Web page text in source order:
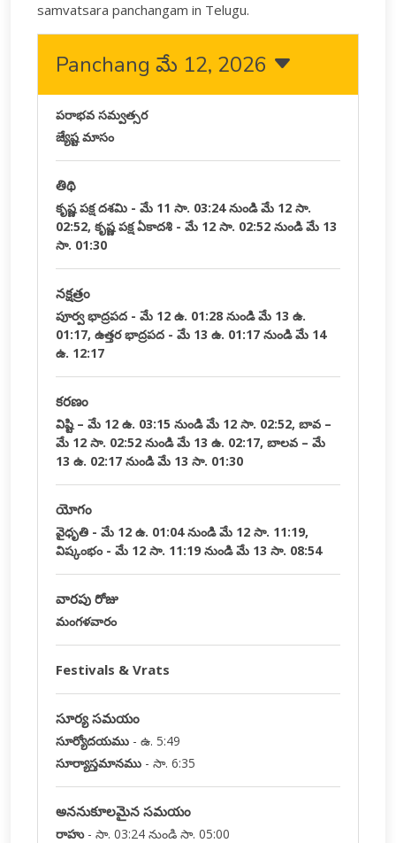
samvatsara panchangam in Telugu.
Panchang మే 12, 2026
పరాభవ సమ్వత్సర
జ్యేష్ట మాసం
తిథి
కృష్ణ పక్ష దశమి - మే 11 సా. 03:24 నుండి మే 12 సా.
02:52, కృష్ణ పక్ష ఏకాదశి - మే 12 సా. 02:52 నుండి మే 13
సా. 01:30
నక్షత్రం
పూర్వ భాద్రపద - మే 12 ఉ. 01:28 నుండి మే 13 ఉ.
01:17, ఉత్తర భాద్రపద - మే 13 ఉ. 01:17 నుండి మే 14
ఉ. 12:17
కరణం
విష్టి – మే 12 ఉ. 03:15 నుండి మే 12 సా. 02:52, బావ –
మే 12 సా. 02:52 నుండి మే 13 ఉ. 02:17, బాలవ – మే
13 ఉ. 02:17 నుండి మే 13 సా. 01:30
యోగం
వైధృతి - మే 12 ఉ. 01:04 నుండి మే 12 సా. 11:19,
విష్కంభం - మే 12 సా. 11:19 నుండి మే 13 సా. 08:54
వారపు రోజు
మంగళవారం
Festivals & Vrats
సూర్య సమయం
సూర్యోదయము - ఉ. 5:49
సూర్యాస్తమానము - సా. 6:35
అననుకూలమైన సమయం
రాహు- సా. 03:24 నుండి సా. 05:00